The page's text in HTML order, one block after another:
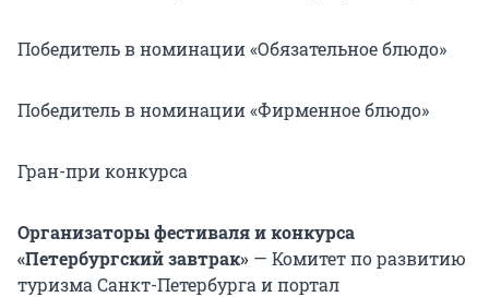
Победитель в номинации «Обязательное блюдо»
Победитель в номинации «Фирменное блюдо»
Гран-при конкурса
Организаторы фестиваля и конкурса
«Петербургский завтрак» — Комитет по развитию
туризма Санкт-Петербурга и портал